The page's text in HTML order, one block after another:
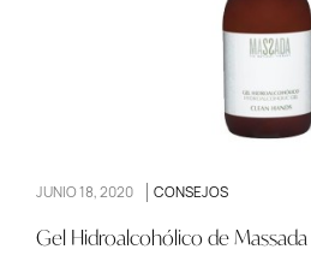
JUNIO 18, 2020 CONSEJOS
Gel Hidroalcohólico de Massada